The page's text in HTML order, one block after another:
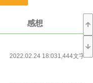
る方いるかもですがそのまま結
書きしているため、地雷多めで
は遠慮なく削除させていただき
感想
2022.02.24 18:031,444文字